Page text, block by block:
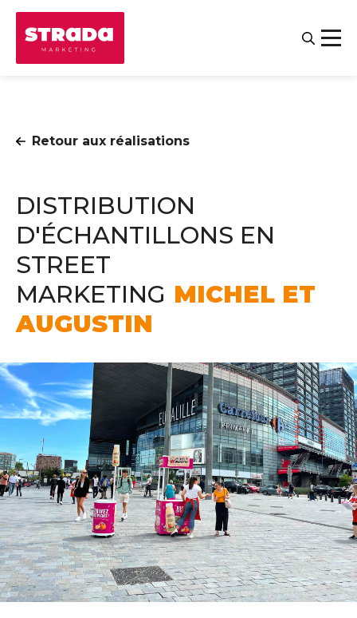
Contact
Salariés
Retour aux réalisations
DISTRIBUTION
D'ÉCHANTILLONS EN
STREET
MARKETING MICHEL ET
AUGUSTIN